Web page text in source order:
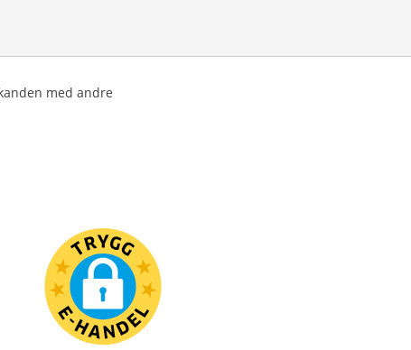
med andre